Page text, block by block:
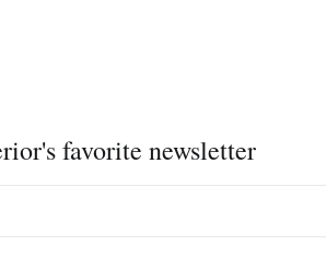
favorite newsletter